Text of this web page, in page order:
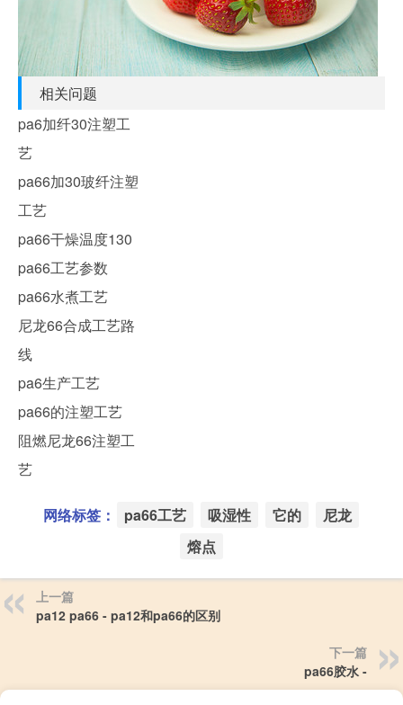
相关问题
pa6加纤30注塑工
艺
pa66加30玻纤注塑
工艺
pa66干燥温度130
pa66工艺参数
pa66水煮工艺
尼龙66合成工艺路
线
pa6生产工艺
pa66的注塑工艺
阻燃尼龙66注塑工
艺
网络标签： pa66工艺 吸湿性 它的
尼龙
熔点
上一篇
pa12 pa66 - pa12和pa66的区别
下一篇
pa66胶水 -